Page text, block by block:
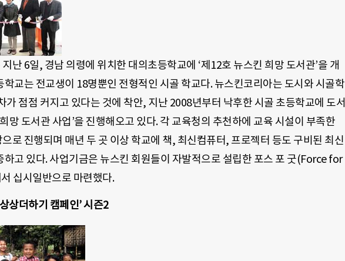
난 6일, 경남 의령에 위치한 대의초등학교에 ‘제12호 뉴스킨 희망 도서관’을 개
학교는 전교생이 18명뿐인 전형적인 시골 학교다. 뉴스킨코리아는 도시와 시골학
가 점점 커지고 있다는 것에 착안, 지난 2008년부터 낙후한 시골 초등학교에 도서
망 도서관 사업’을 진행해오고 있다. 각 교육청의 추천하에 교육 시설이 부족한
로 진행되며 매년 두 곳 이상 학교에 책, 최신컴퓨터, 프로젝터 등도 구비된 최신
하고 있다. 사업기금은 뉴스킨 회원들이 자발적으로 설립한 포스 포 굿(Force for
십시일반으로 마련했다.
상더하기 캠페인’ 시즌2